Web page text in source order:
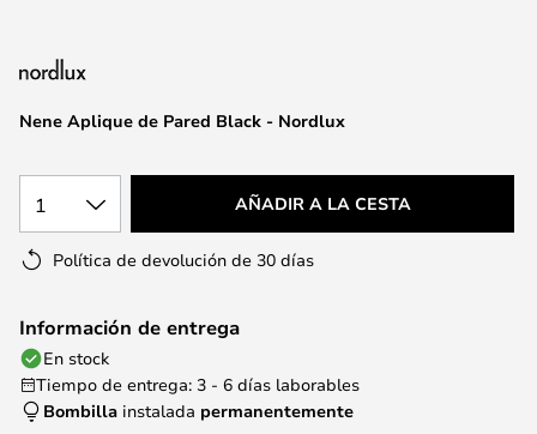
de
Nene Aplique de Pared Black - Nordlux
1 AÑADIR A LA CESTA
Política de devolución de 30 días
Información de entrega
En stock
Tiempo de entrega: 3 - 6 días laborables
Bombilla instalada permanentemente